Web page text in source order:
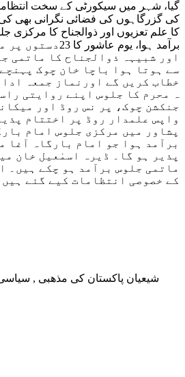
گیا، شہر میں سیکورٹی کے سخت
کی گزرگاہوں کی فضائی نگرانی بھی
کا علم تعزیوں اور ذوالجناح کا
برآمد ہوا، یوم
اور شبیہہ ذوالجناح کا ماتمی
سے ہوتا ہوا باچا خان چوک
خطاب کریں گے اورنماز جمعہ ادا
ہ محرم کا جلوس اپنے روایتی
جنکشن چوک، پر نس روڈ اور
واپس علمدار روڈ پر اختتام
پشاور میں مرکزی جلوس امام
برآمد ہوا جو امام بارگاہ آغا
پذیر ہو گا۔ ڈیرہ اسمٰعیل خان
ماتمی جلوس برآمد ہو چکے ہیں۔
کے خصوصی انتظامات کیے گئے ہیں۔
شیعیان پاکستان کی مذهبی ,